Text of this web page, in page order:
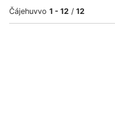
Čájehuvvo 1 - 12 / 12